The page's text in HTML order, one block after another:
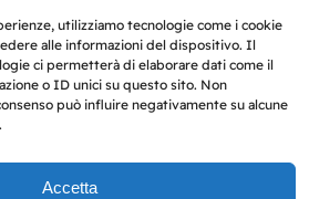
utilizziamo tecnologie come i cookie
alle informazioni del dispositivo. Il
ci permetterà di elaborare dati come il
o ID unici su questo sito. Non
può influire negativamente su alcune
Accetta
registrata presso il tribunale di